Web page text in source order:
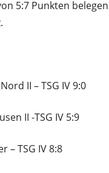
5:7 Punkten
II – TSG IV 9:0
II -TSG IV 5:9
– TSG IV 8:8